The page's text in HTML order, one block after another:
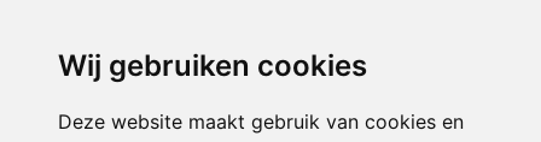
Wij gebruiken cookies
Deze website maakt gebruik van cookies en
ONDERDEEL VAN